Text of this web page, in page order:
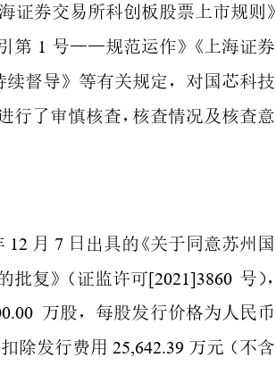
证券交易所科创板股票上市规则》
第 1 号——规范运作》 《上海证券
续督导》 等有关规定，对国芯科技
行了审慎核查，核查情况及核查意
12 月 7 日出具的《关于同意苏州国
批复》（证监许可[2021]3860 号），
.00 万股，每股发行价格为人民币
除发行费用 25,642.39 万元（不含